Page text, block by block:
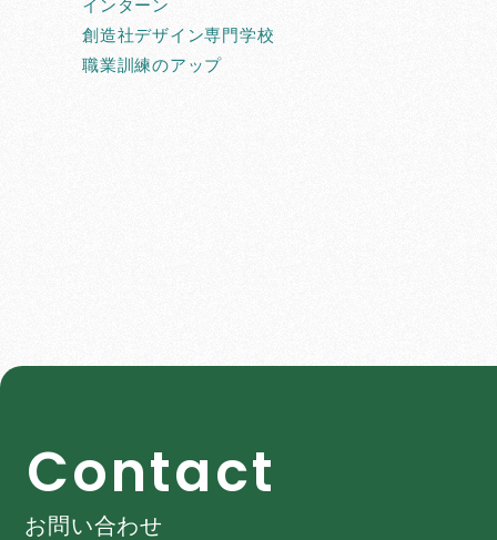
インターン
創造社デザイン専門学校
職業訓練のアップ
Contact
お問い合わせ